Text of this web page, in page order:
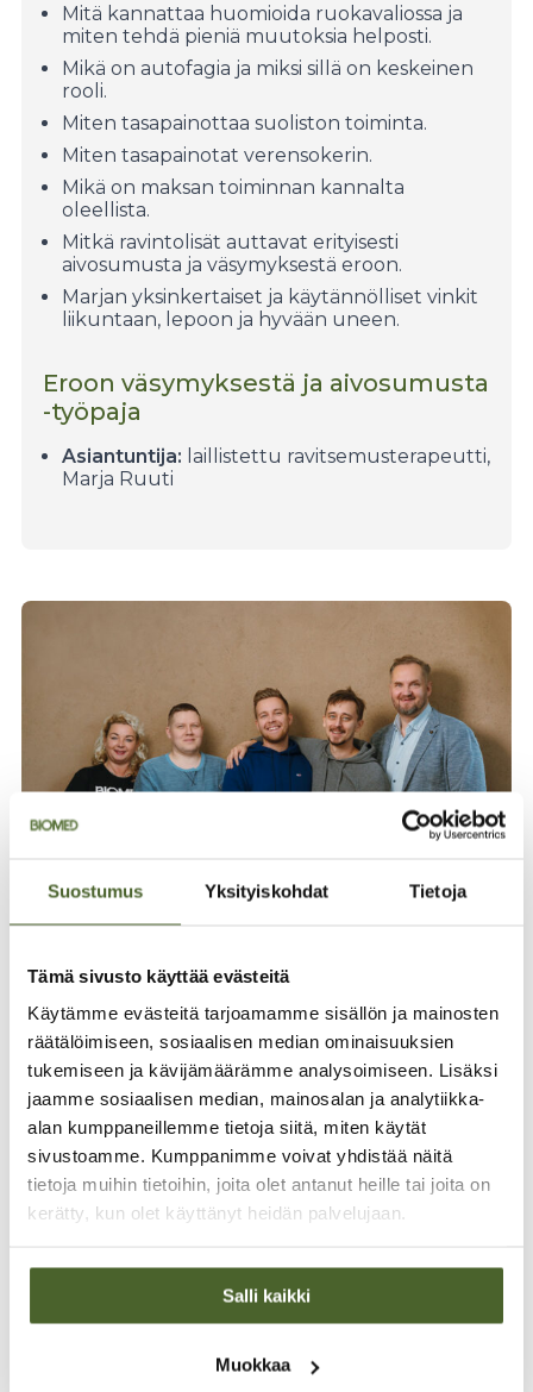
Suostumus Yksityiskohdat Tietoja
Tämä sivusto käyttää evästeitä
Käytämme evästeitä tarjoamamme sisällön ja mainosten
räätälöimiseen, sosiaalisen median ominaisuuksien
tukemiseen ja kävijämäärämme analysoimiseen. Lisäksi
jaamme sosiaalisen median, mainosalan ja analytiikka-
alan kumppaneillemme tietoja siitä, miten käytät
sivustoamme. Kumppanimme voivat yhdistää näitä
tietoja muihin tietoihin, joita olet antanut heille tai joita on
kerätty, kun olet käyttänyt heidän palvelujaan.
Salli kaikki
Muokkaa
Mitä kannattaa huomioida ruokavaliossa ja
miten tehdä pieniä muutoksia helposti.
Mikä on autofagia ja miksi sillä on keskeinen
rooli.
Miten tasapainottaa suoliston toiminta.
Miten tasapainotat verensokerin.
Mikä on maksan toiminnan kannalta
oleellista.
Mitkä ravintolisät auttavat erityisesti
aivosumusta ja väsymyksestä eroon.
Marjan yksinkertaiset ja käytännölliset vinkit
liikuntaan, lepoon ja hyvään uneen.
Eroon väsymyksestä ja aivosumusta
-työpaja
Asiantuntija: laillistettu ravitsemusterapeutti,
Marja Ruuti
Suomalainen
edelläkävijä vuodesta
1982
Lääkäri Kaarlo Jaakkolan perustama
perheyritys, joka on kehittänyt innovatiivisia
terveystuotteita yli 40 vuoden ajan
suomalaisten tarpeisiin